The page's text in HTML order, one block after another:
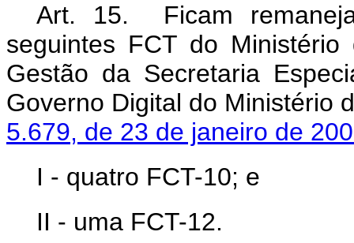
Art. 15. Ficam
seguintes FCT do
Gestão da Secretaria
Governo Digital do Ministério
5.679, de 23 de janeiro de
I - quatro FCT-10; e
II - uma FCT-12.